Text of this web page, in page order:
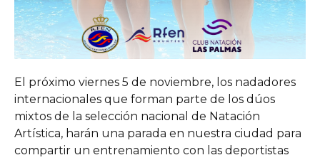
El próximo viernes 5 de noviembre, los nadadores
internacionales que forman parte de los dúos
mixtos de la selección nacional de Natación
Artística, harán una parada en nuestra ciudad para
compartir un entrenamiento con las deportistas